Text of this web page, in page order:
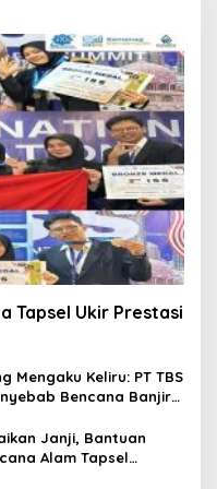
Tapsel Ukir Prestasi
Mengaku Keliru: PT TBS
Bencana Banjir
Janji, Bantuan
Alam Tapsel